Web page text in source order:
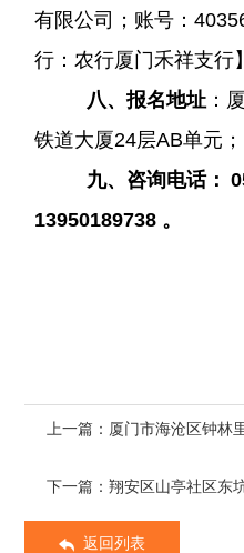
有限公司；账号：
行：农行厦门禾祥支行
八、报名地址 ：
铁道大厦24层AB单元；
九、咨询电话：
13950189738 。
上一篇：厦门市海沧区钟林
返回列表